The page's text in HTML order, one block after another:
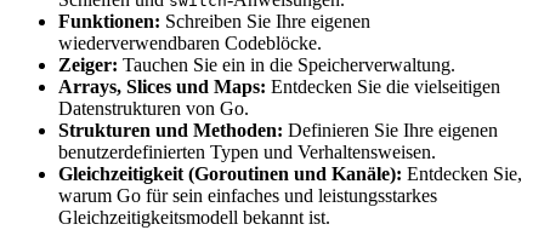
Funktionen: Schreiben Sie Ihre eigenen
wiederverwendbaren Codeblöcke.
Zeiger: Tauchen Sie ein in die Speicherverwaltung.
Arrays, Slices und Maps: Entdecken Sie die vielseitigen
Datenstrukturen von Go.
Strukturen und Methoden: Definieren Sie Ihre eigenen
benutzerdefinierten Typen und Verhaltensweisen.
Gleichzeitigkeit (Goroutinen und Kanäle): Entdecken Sie,
warum Go für sein einfaches und leistungsstarkes
Gleichzeitigkeitsmodell bekannt ist.